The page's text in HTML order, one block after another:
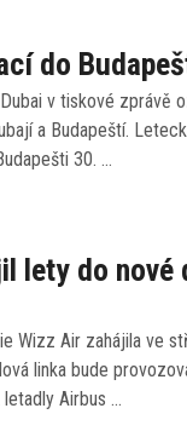
do
v tiskové zprávě
a Budapeští.
30. …
lety do nové
Wizz Air zahájila ve
linka bude
Airbus …